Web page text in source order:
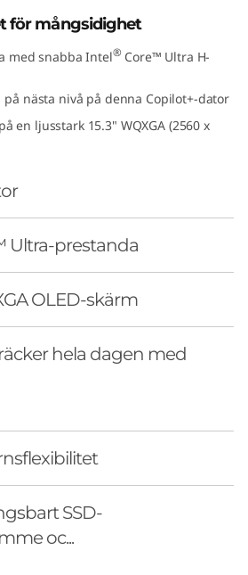
för mångsidighet
med snabba Intel® Core™ Ultra H-
nästa nivå på denna Copilot+-dator
en ljusstark 15.3" WQXGA (2560 x
Ultra-prestanda
OLED-skärm
hela dagen med
SSD-
oc...